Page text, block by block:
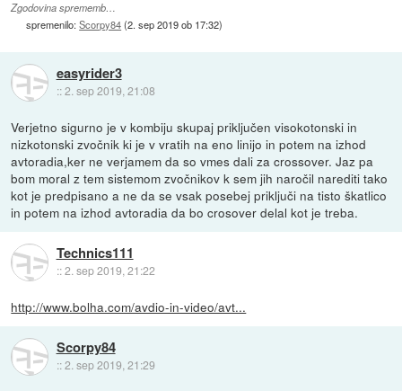
Zgodovina sprememb…
spremenilo:Scorpy84(2. sep 2019 ob 17:32)
easyrider3
::2. sep 2019, 21:08
Verjetno sigurno je v kombiju skupaj priključen visokotonski in
nizkotonski zvočnik ki je v vratih na eno linijo in potem na izhod
avtoradia,ker ne verjamem da so vmes dali za crossover. Jaz pa
bom moral z tem sistemom zvočnikov k sem jih naročil narediti tako
kot je predpisano a ne da se vsak posebej priključi na tisto škatlico
in potem na izhod avtoradia da bo crosover delal kot je treba.
Technics111
::2. sep 2019, 21:22
http://www.bolha.com/avdio-in-video/avt...
Scorpy84
::2. sep 2019, 21:29